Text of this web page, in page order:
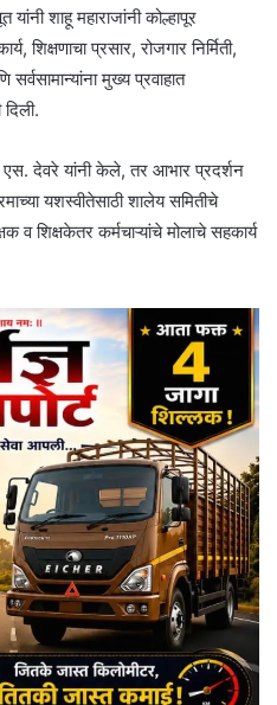
शाहू महाराजांनी कोल्हापूर
शिक्षणाचा प्रसार, रोजगार निर्मिती,
मुख्य प्रवाहात
देवरे यांनी केले, तर आभार प्रदर्शन
यशस्वीतेसाठी शालेय समितीचे
व शिक्षकेतर कर्मचाऱ्यांचे मोलाचे सहकार्य